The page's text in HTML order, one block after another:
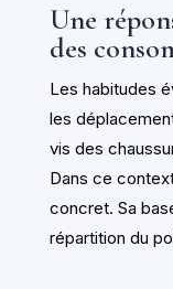
Une
des
Les habitudes
les
vis des
Dans ce
concret. Sa
répartition du